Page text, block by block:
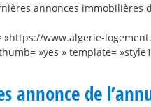
annonces immobilières
www.algerie-
»yes » template=
annonce de